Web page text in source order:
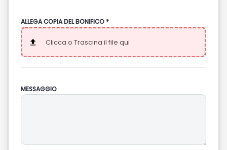
ALLEGA COPIA DEL BONIFICO *
Clicca o Trascina il file qui
MESSAGGIO